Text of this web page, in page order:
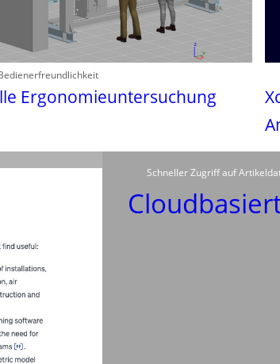
Ergonomieuntersuchung
Schneller Zugriff auf